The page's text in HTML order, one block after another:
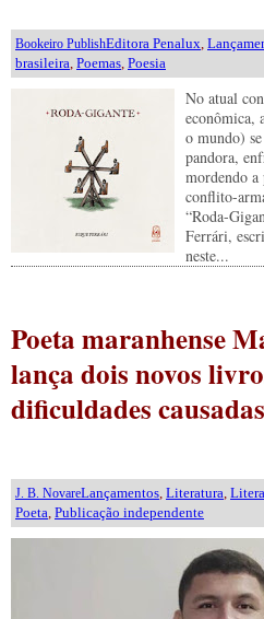
Bookeiro PublishEditora Penalux
brasileira Poemas Poesia
No atual
econômica,
o mundo)
pandora,
mordendo a
conflito-
“Roda-
Ferrári,
neste...
Poeta maranhense
lança dois novos
dificuldades
J. B. NovareLançamentos Literatura
Poeta Publicação independente